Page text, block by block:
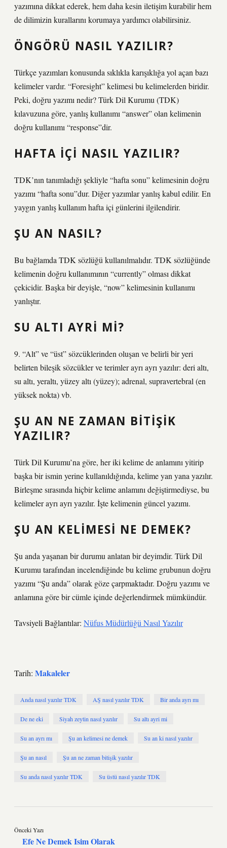
yazımına dikkat ederek, hem daha kesin iletişim kurabilir hem
de dilimizin kurallarını korumaya yardımcı olabilirsiniz.
ÖNGÖRÜ NASIL YAZILIR?
Türkçe yazımları konusunda sıklıkla karışıklığa yol açan bazı
kelimeler vardır. “Foresight” kelimesi bu kelimelerden biridir.
Peki, doğru yazımı nedir? Türk Dil Kurumu (TDK)
kılavuzuna göre, yanlış kullanımı “answer” olan kelimenin
doğru kullanımı “response”dir.
HAFTA IÇI NASIL YAZILIR?
TDK’nın tanımladığı şekliyle “hafta sonu” kelimesinin doğru
yazımı “hafta sonu”dur. Diğer yazımlar yanlış kabul edilir. En
yaygın yanlış kullanım hafta içi günlerini ilgilendirir.
ŞU AN NASIL?
Bu bağlamda TDK sözlüğü kullanılmalıdır. TDK sözlüğünde
kelimenin doğru kullanımının “currently” olması dikkat
çekicidir. Başka bir deyişle, “now” kelimesinin kullanımı
yanlıştır.
SU ALTI AYRI MI?
9. “Alt” ve “üst” sözcüklerinden oluşan ve belirli bir yeri
belirten bileşik sözcükler ve terimler ayrı ayrı yazılır: deri altı,
su altı, yeraltı, yüzey altı (yüzey); adrenal, supravertebral (en
yüksek nokta) vb.
ŞU AN NE ZAMAN BITIŞIK
YAZILIR?
Türk Dil Kurumu’na göre, her iki kelime de anlamını yitirip
başka bir ismin yerine kullanıldığında, kelime yan yana yazılır.
Birleşme sırasında hiçbir kelime anlamını değiştirmediyse, bu
kelimeler ayrı ayrı yazılır. İşte kelimenin güncel yazımı.
ŞU AN KELIMESI NE DEMEK?
Şu anda yaşanan bir durumu anlatan bir deyimdir. Türk Dil
Kurumu tarafından incelendiğinde bu kelime grubunun doğru
yazımı “Şu anda” olarak göze çarpmaktadır. Doğru yazımı ve
anlamına göre bir cümle içinde değerlendirmek mümkündür.
Tavsiyeli Bağlantılar: Nüfus Müdürlüğü Nasıl Yazılır
Tarih: Makaleler
Anda nasıl yazılır TDK AŞ nasıl yazılır TDK Bir anda ayrı mı
De ne eki Siyah zeytin nasıl yazılır Su altı ayri mi
Su an ayrı mı Şu an kelimesi ne demek Su an ki nasıl yazılır
Şu an nasıl Şu an ne zaman bitişik yazılır
Su anda nasıl yazılır TDK Su üstü nasıl yazılır TDK
Önceki Yazı
Efe Ne Demek Isim Olarak